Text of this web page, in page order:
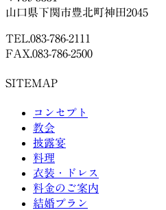
山口県下関市豊北町神田2045
TEL.083-786-2111
FAX.083-786-2500
SITEMAP
コンセプト
教会
披露宴
料理
衣装・ドレス
料金のご案内
結婚プラン